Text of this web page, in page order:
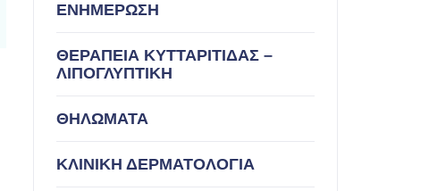
ΕΝΗΜΕΡΩΣΗ
ΘΕΡΑΠΕΙΑ ΚΥΤΤΑΡΙΤΙΔΑΣ –
ΛΙΠΟΓΛΥΠΤΙΚΗ
ΘΗΛΩΜΑΤΑ
ΚΛΙΝΙΚΗ ΔΕΡΜΑΤΟΛΟΓΙΑ